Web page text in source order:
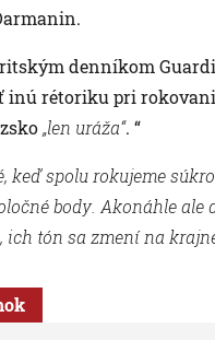
denníkom
inú rétoriku pri
„len uráža“. “
keď spolu rokujeme
body. Akonáhle
ich tón sa zmení na